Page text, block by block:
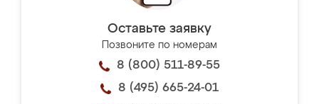
Оставьте заявку
Позвоните по номерам
8 (800) 511-89-55
8 (495) 665-24-01